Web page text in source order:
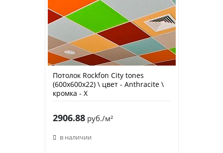
Потолок Rockfon City tones
(600х600х22) \ цвет - Anthracite \
кромка - X
2906.88руб./м²
в наличии